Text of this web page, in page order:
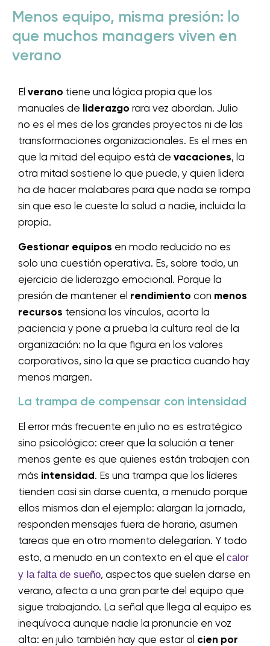
Menos equipo, misma presión: lo
que muchos managers viven en
verano
El verano tiene una lógica propia que los
manuales de liderazgo rara vez abordan. Julio
no es el mes de los grandes proyectos ni de las
transformaciones organizacionales. Es el mes en
que la mitad del equipo está de vacaciones, la
otra mitad sostiene lo que puede, y quien lidera
ha de hacer malabares para que nada se rompa
sin que eso le cueste la salud a nadie, incluida la
propia.
Gestionar equipos en modo reducido no es
solo una cuestión operativa. Es, sobre todo, un
ejercicio de liderazgo emocional. Porque la
presión de mantener el rendimiento con menos
recursos tensiona los vínculos, acorta la
paciencia y pone a prueba la cultura real de la
organización: no la que figura en los valores
corporativos, sino la que se practica cuando hay
menos margen.
La trampa de compensar con intensidad
El error más frecuente en julio no es estratégico
sino psicológico: creer que la solución a tener
menos gente es que quienes están trabajen con
más intensidad . Es una trampa que los líderes
tienden casi sin darse cuenta, a menudo porque
ellos mismos dan el ejemplo: alargan la jornada,
responden mensajes fuera de horario, asumen
tareas que en otro momento delegarían. Y todo
esto, a menudo en un contexto en el que el calor
y la falta de sueño, aspectos que suelen darse en
verano, afecta a una gran parte del equipo que
sigue trabajando. La señal que llega al equipo es
inequívoca aunque nadie la pronuncie en voz
alta: en julio también hay que estar al cien por